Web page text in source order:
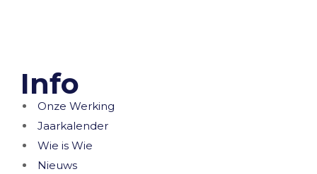
Info
Onze Werking
Jaarkalender
Wie is Wie
Nieuws